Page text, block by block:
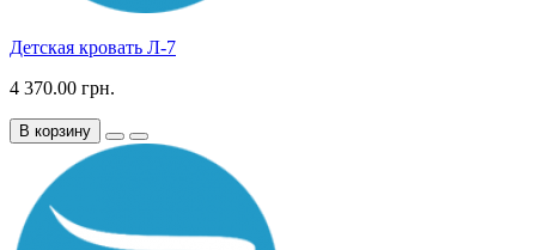
Детская кровать Л-7
4 370.00 грн.
В корзину